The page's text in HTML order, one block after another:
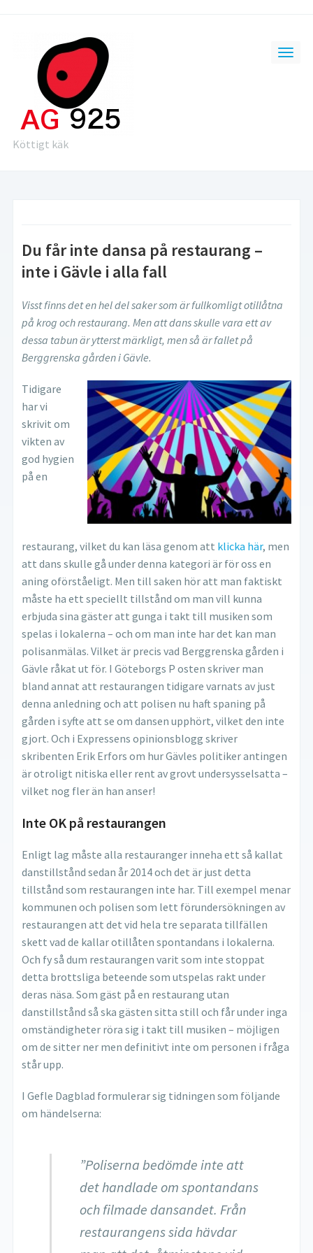
Köttigt käk
Du får inte dansa på restaurang –
inte i Gävle i alla fall
Visst finns det en hel del saker som är fullkomligt otillåtna
på krog och restaurang. Men att dans skulle vara ett av
dessa tabun är ytterst märkligt, men så är fallet på
Berggrenska gården i Gävle.
Tidigare
har vi
skrivit om
vikten av
god hygien
på en
restaurang, vilket du kan läsa genom att klicka här, men
att dans skulle gå under denna kategori är för oss en
aning oförståeligt. Men till saken hör att man faktiskt
måste ha ett speciellt tillstånd om man vill kunna
erbjuda sina gäster att gunga i takt till musiken som
spelas i lokalerna – och om man inte har det kan man
polisanmälas. Vilket är precis vad Berggrenska gården i
Gävle råkat ut för. I Göteborgs P osten skriver man
bland annat att restaurangen tidigare varnats av just
denna anledning och att polisen nu haft spaning på
gården i syfte att se om dansen upphört, vilket den inte
gjort. Och i Expressens opinionsblogg skriver
skribenten Erik Erfors om hur Gävles politiker antingen
är otroligt nitiska eller rent av grovt undersysselsatta –
vilket nog fler än han anser!
Inte OK på restaurangen
Enligt lag måste alla restauranger inneha ett så kallat
danstillstånd sedan år 2014 och det är just detta
tillstånd som restaurangen inte har. Till exempel menar
kommunen och polisen som lett förundersökningen av
restaurangen att det vid hela tre separata tillfällen
skett vad de kallar otillåten spontandans i lokalerna.
Och fy så dum restaurangen varit som inte stoppat
detta brottsliga beteende som utspelas rakt under
deras näsa. Som gäst på en restaurang utan
danstillstånd så ska gästen sitta still och får under inga
omständigheter röra sig i takt till musiken – möjligen
om de sitter ner men definitivt inte om personen i fråga
står upp.
I Gefle Dagblad formulerar sig tidningen som följande
om händelserna:
”Poliserna bedömde inte att
det handlade om spontandans
och filmade dansandet. Från
restaurangens sida hävdar